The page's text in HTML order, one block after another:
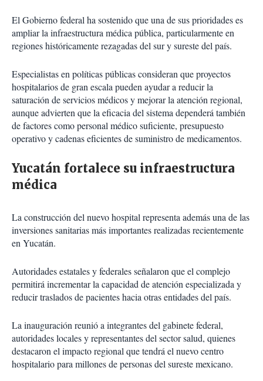
El Gobierno federal ha sostenido que una de sus prioridades es
ampliar la infraestructura médica pública, particularmente en
regiones históricamente rezagadas del sur y sureste del país.
Especialistas en políticas públicas consideran que proyectos
hospitalarios de gran escala pueden ayudar a reducir la
saturación de servicios médicos y mejorar la atención regional,
aunque advierten que la eficacia del sistema dependerá también
de factores como personal médico suficiente, presupuesto
operativo y cadenas eficientes de suministro de medicamentos.
Yucatán fortalece su infraestructura
médica
La construcción del nuevo hospital representa además una de las
inversiones sanitarias más importantes realizadas recientemente
en Yucatán.
Autoridades estatales y federales señalaron que el complejo
permitirá incrementar la capacidad de atención especializada y
reducir traslados de pacientes hacia otras entidades del país.
La inauguración reunió a integrantes del gabinete federal,
autoridades locales y representantes del sector salud, quienes
destacaron el impacto regional que tendrá el nuevo centro
hospitalario para millones de personas del sureste mexicano.